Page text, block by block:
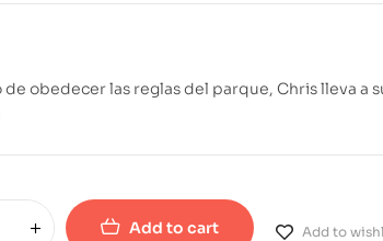
de obedecer las reglas del parque, Chris lleva a
Add to cart Add to